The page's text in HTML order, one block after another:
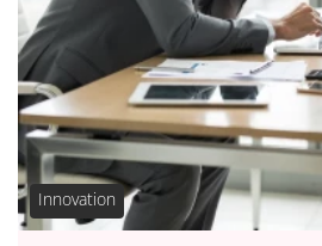
Innovation